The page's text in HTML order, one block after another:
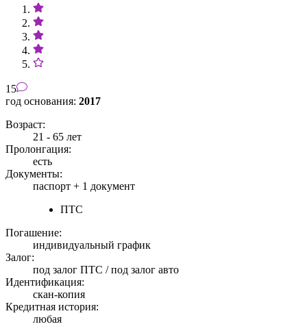
15
год основания: 2017
Возраст:
21 - 65 лет
Пролонгация:
есть
Документы:
паспорт + 1 документ
ПТС
Погашение:
индивидуальный график
Залог:
под залог ПТС / под залог авто
Идентификация:
скан-копия
Кредитная история:
любая